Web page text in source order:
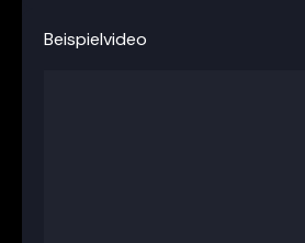
Beispielvideo